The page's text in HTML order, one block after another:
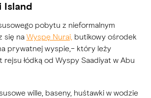
Island
pobytu z nieformalnym
się na Wyspę Nurai, butikowy ośrodek
prywatnej wyspie,− który leży
rejsu łódką od Wyspy Saadiyat w Abu
wille, baseny, huśtawki w wodzie